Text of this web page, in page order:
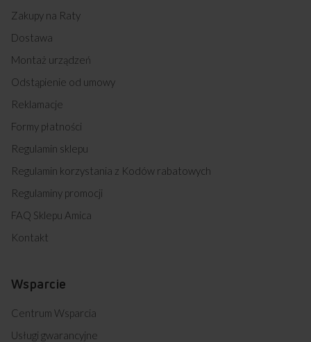
Zakupy na Raty
Dostawa
Montaż urządzeń
Odstąpienie od umowy
Reklamacje
Formy płatności
Regulamin sklepu
Regulamin korzystania z Kodów rabatowych
Regulaminy promocji
FAQ Sklepu Amica
Kontakt
Wsparcie
Centrum Wsparcia
Usługi gwarancyjne